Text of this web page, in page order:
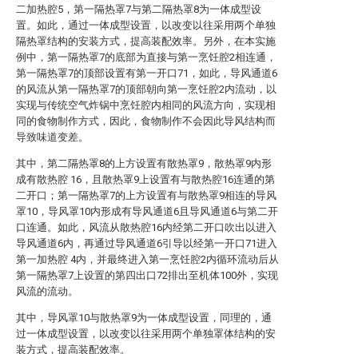
二加热腔5，第一隔热罩7与第二隔热罩8为一体成型设
置。如此，通过一体成型设置，以改变以往采用两个单独
隔热罩结构的安装方式，提高装配效率。另外，在本实施
例中，第一隔热罩7的底部为直接与第一烹饪腔2相连通，
第一隔热罩7的顶部设置有第一开口71，如此，导风通道6
的风流从第一隔热罩7的顶部朝向第一烹饪腔2内流动，以
实现与传统空气炸锅中烹饪腔内相同的风流方向，实现相
同的食物制作方式，因此，食物制作不会因此导风结构而
导致味道变差。
其中，第二隔热罩8的上方设置有散热罩9，散热罩9内形
成有散热腔 16，且散热罩9上设置有与散热腔16连通的第
二开口；第一隔热罩7的上方设置有与散热罩9相连的导风
罩10，导风罩10内形成有导风通道6且导风通道6与第二开
口连通。如此，风流从散热腔16内经第二开口吹出以进入
导风通道6内，再通过导风通道6引导以经第一开口71进入
第一加热腔 4内，并最终进入第一烹饪腔2内循环流动后从
第一隔热罩7上设置的第四出口72排出至机体100外，实现
风流的流动。
其中，导风罩10与散热罩9为一体成型设置，同理的，通
过一体成型设置，以改变以往采用两个单独罩体结构的安
装方式，提高装配效率。